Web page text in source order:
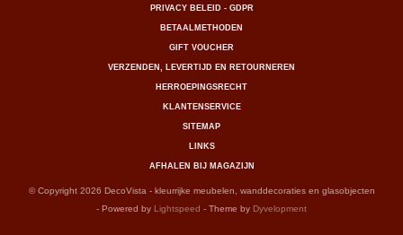
PRIVACY BELEID - GDPR
BETAALMETHODEN
GIFT VOUCHER
VERZENDEN, LEVERTIJD EN RETOURNEREN
HERROEPINGSRECHT
KLANTENSERVICE
SITEMAP
LINKS
AFHALEN BIJ MAGAZIJN
© Copyright 2026 DecoVista - kleurrijke meubelen, wanddecoraties en glasobjecten
- Powered by Lightspeed - Theme by Dyvelopment